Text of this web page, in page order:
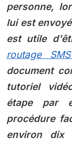
personne,
lui est
est utile
routage
document
tutoriel
étape par
procédure
environ dix